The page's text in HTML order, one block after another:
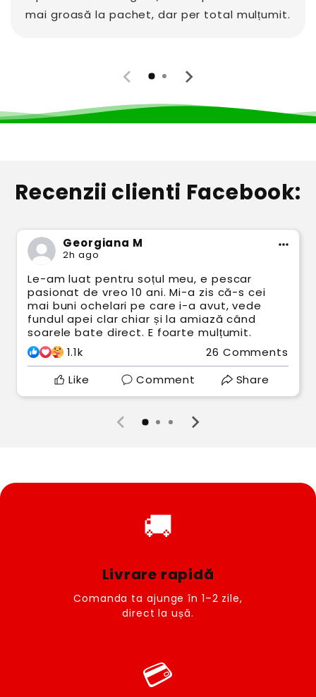
mai groasă la pachet, dar per total mulțumit.
Recenzii clienti Facebook:
Georgiana M
2h ago
Le-am luat pentru soțul meu, e pescar
pasionat de vreo 10 ani. Mi-a zis că-s cei
mai buni ochelari pe care i-a avut, vede
fundul apei clar chiar și la amiază când
soarele bate direct. E foarte mulțumit.
1.1k
26 Comments
Like
Comment Share
🚚
Livrare rapidă
Comanda ta ajunge în 1–2 zile,
direct la ușă.
💳